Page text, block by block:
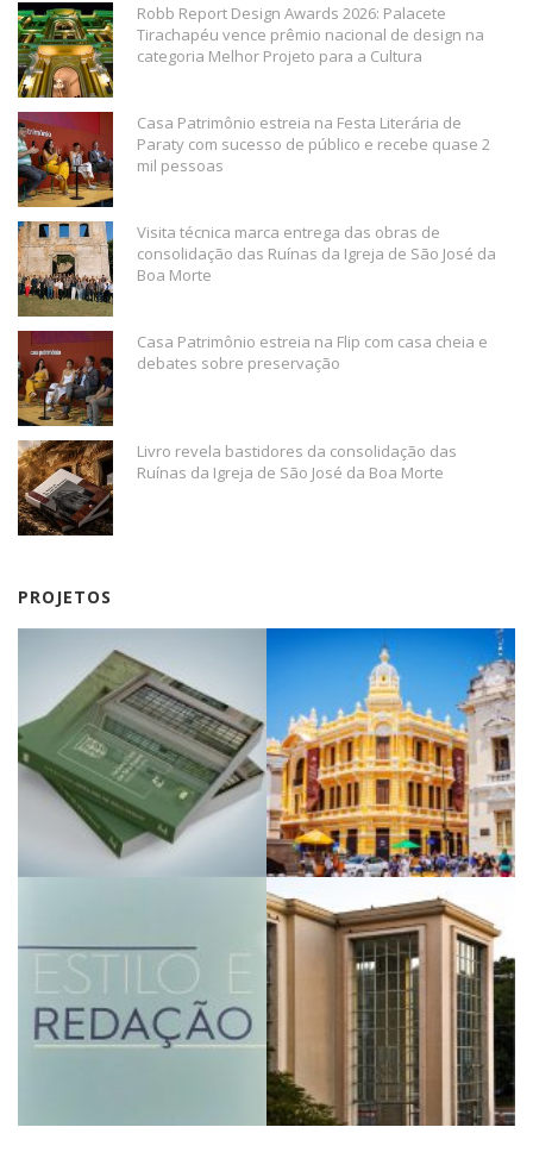
Robb Report Design Awards 2026: Palacete
Tirachapéu vence prêmio nacional de design na
categoria Melhor Projeto para a Cultura
Casa Patrimônio estreia na Festa Literária de
Paraty com sucesso de público e recebe quase 2
mil pessoas
Visita técnica marca entrega das obras de
consolidação das Ruínas da Igreja de São José da
Boa Morte
Casa Patrimônio estreia na Flip com casa cheia e
debates sobre preservação
Livro revela bastidores da consolidação das
Ruínas da Igreja de São José da Boa Morte
PROJETOS